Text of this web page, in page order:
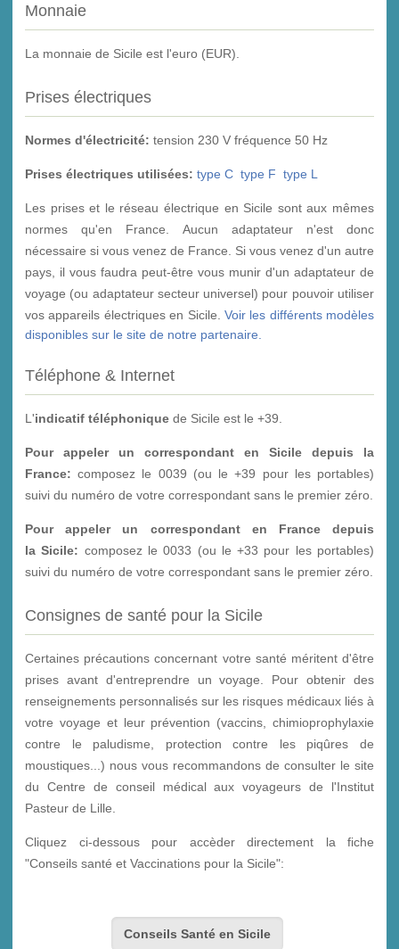
Monnaie
La monnaie de Sicile est l'euro (EUR).
Prises électriques
Normes d'électricité: tension 230 V fréquence 50 Hz
Prises électriques utilisées: type C type F type L
Les prises et le réseau électrique en Sicile sont aux mêmes
normes qu'en France. Aucun adaptateur n'est donc
nécessaire si vous venez de France. Si vous venez d'un autre
pays, il vous faudra peut-être vous munir d'un adaptateur de
voyage (ou adaptateur secteur universel) pour pouvoir utiliser
vos appareils électriques en Sicile. Voir les différents modèles
disponibles sur le site de notre partenaire.
Téléphone & Internet
L'indicatif téléphonique de Sicile est le +39.
Pour appeler un correspondant en Sicile depuis la
France: composez le 0039 (ou le +39 pour les portables)
suivi du numéro de votre correspondant sans le premier zéro.
Pour appeler un correspondant en France depuis
la Sicile: composez le 0033 (ou le +33 pour les portables)
suivi du numéro de votre correspondant sans le premier zéro.
Consignes de santé pour la Sicile
Certaines précautions concernant votre santé méritent d'être
prises avant d'entreprendre un voyage. Pour obtenir des
renseignements personnalisés sur les risques médicaux liés à
votre voyage et leur prévention (vaccins, chimioprophylaxie
contre le paludisme, protection contre les piqûres de
moustiques...) nous vous recommandons de consulter le site
du Centre de conseil médical aux voyageurs de l'Institut
Pasteur de Lille.
Cliquez ci-dessous pour accèder directement la fiche
"Conseils santé et Vaccinations pour la Sicile":
Conseils Santé en Sicile